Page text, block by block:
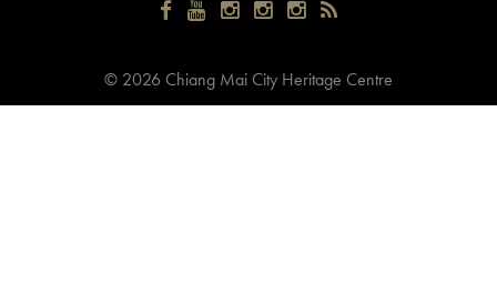
© 2026 Chiang Mai City Heritage Centre